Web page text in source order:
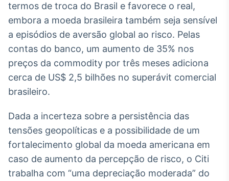
termos de troca do Brasil e favorece o real,
embora a moeda brasileira também seja sensível
a episódios de aversão global ao risco. Pelas
contas do banco, um aumento de 35% nos
preços da commodity por três meses adiciona
cerca de US$ 2,5 bilhões no superávit comercial
brasileiro.
Dada a incerteza sobre a persistência das
tensões geopolíticas e a possibilidade de um
fortalecimento global da moeda americana em
caso de aumento da percepção de risco, o Citi
trabalha com “uma depreciação moderada” do